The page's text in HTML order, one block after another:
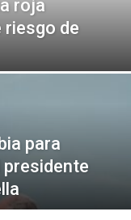
roja
riesgo de
para